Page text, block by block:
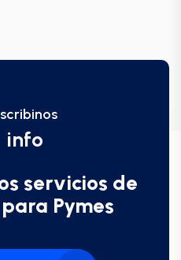
info
servicios de
Pymes